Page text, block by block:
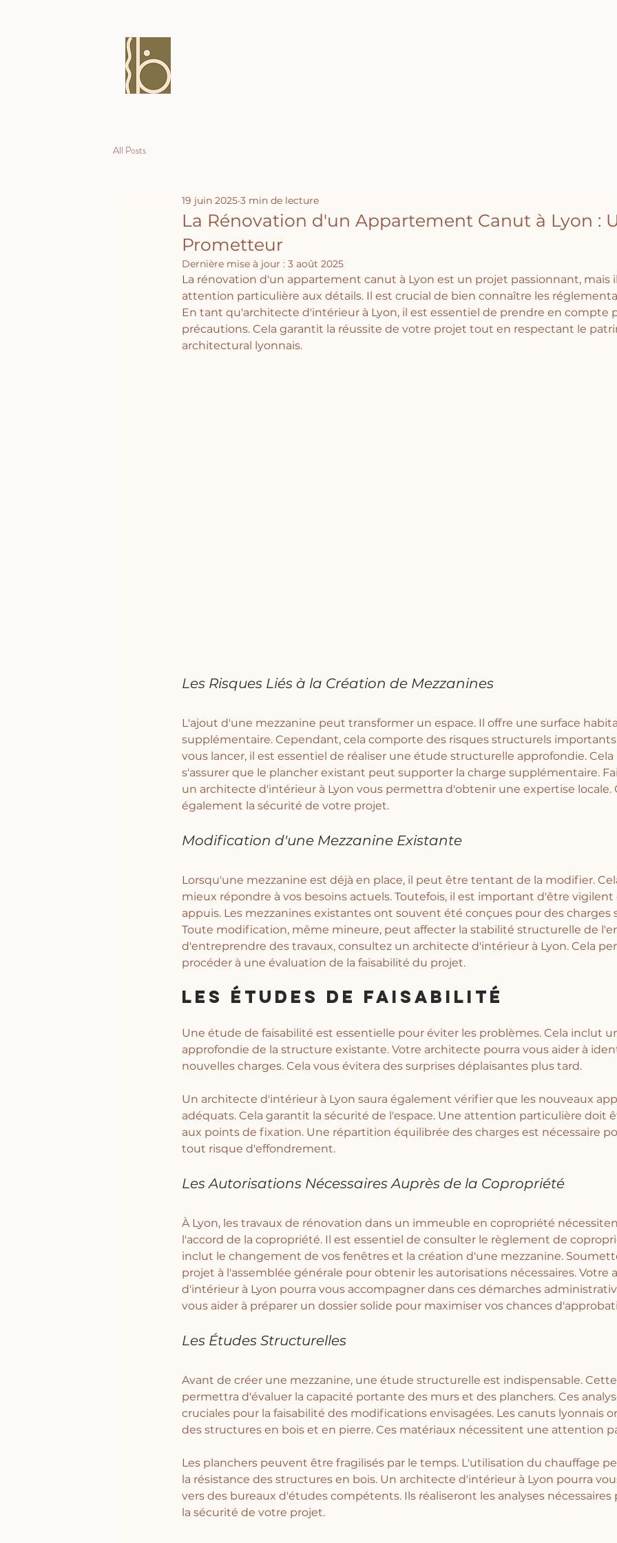
All Posts
La Rénovation d'un Appartement Canut à Lyon :
Prometteur
19 juin 2025 3 min de lecture
Dernière mise à jour : 3 août 2025
La rénovation d'un appartement canut à Lyon est un projet passionnant, mais
attention particulière aux détails. Il est crucial de bien connaître les
En tant qu'architecte d'intérieur à Lyon, il est essentiel de prendre en compte
précautions. Cela garantit la réussite de votre projet tout en respectant le
architectural lyonnais.
Les Risques Liés à la Création de Mezzanines
L'ajout d'une mezzanine peut transformer un espace. Il offre une surface
supplémentaire. Cependant, cela comporte des risques structurels
vous lancer, il est essentiel de réaliser une étude structurelle approfondie.
s'assurer que le plancher existant peut supporter la charge supplémentaire.
un architecte d'intérieur à Lyon vous permettra d'obtenir une expertise locale.
également la sécurité de votre projet.
Modification d'une Mezzanine Existante
Lorsqu'une mezzanine est déjà en place, il peut être tentant de la modifier.
mieux répondre à vos besoins actuels. Toutefois, il est important d'être vigilent
appuis. Les mezzanines existantes ont souvent été conçues pour des charges
Toute modification, même mineure, peut affecter la stabilité structurelle de
d'entreprendre des travaux, consultez un architecte d'intérieur à Lyon. Cela
procéder à une évaluation de la faisabilité du projet.
Les Études de Faisabilité
Une étude de faisabilité est essentielle pour éviter les problèmes. Cela inclut
approfondie de la structure existante. Votre architecte pourra vous aider à
nouvelles charges. Cela vous évitera des surprises déplaisantes plus tard.
Un architecte d'intérieur à Lyon saura également vérifier que les nouveaux
adéquats. Cela garantit la sécurité de l'espace. Une attention particulière doit
aux points de fixation. Une répartition équilibrée des charges est nécessaire
tout risque d'effondrement.
Les Autorisations Nécessaires Auprès de la Copropriété
À Lyon, les travaux de rénovation dans un immeuble en copropriété
l'accord de la copropriété. Il est essentiel de consulter le règlement de
inclut le changement de vos fenêtres et la création d'une mezzanine.
projet à l'assemblée générale pour obtenir les autorisations nécessaires. Votre
d'intérieur à Lyon pourra vous accompagner dans ces démarches
vous aider à préparer un dossier solide pour maximiser vos chances
Les Études Structurelles
Avant de créer une mezzanine, une étude structurelle est indispensable.
permettra d'évaluer la capacité portante des murs et des planchers. Ces
cruciales pour la faisabilité des modifications envisagées. Les canuts lyonnais
des structures en bois et en pierre. Ces matériaux nécessitent une attention
Les planchers peuvent être fragilisés par le temps. L'utilisation du chauffage
la résistance des structures en bois. Un architecte d'intérieur à Lyon pourra
vers des bureaux d'études compétents. Ils réaliseront les analyses
la sécurité de votre projet.